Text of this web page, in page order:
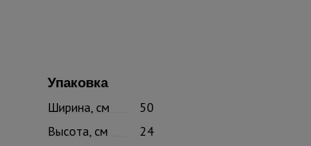
Упаковка
Ширина, см
50
Высота, см
24